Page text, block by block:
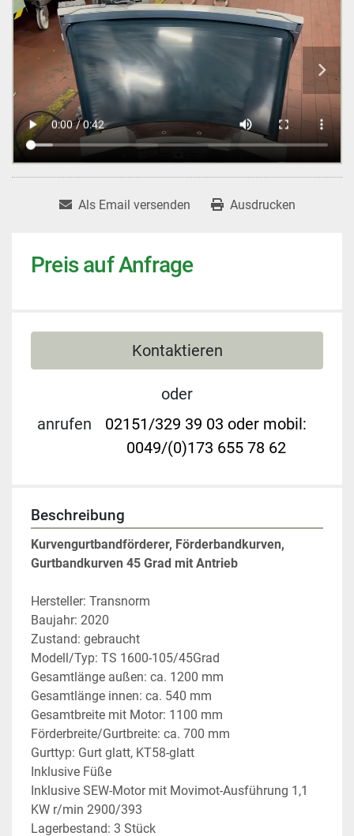
Als Email versenden Ausdrucken
Preis auf Anfrage
Kontaktieren
oder
anrufen
02151/329 39 03 oder mobil:
0049/(0)173 655 78 62
Beschreibung
Kurvengurtbandförderer, Förderbandkurven,
Gurtbandkurven 45 Grad mit Antrieb
Hersteller: Transnorm
Baujahr: 2020
Zustand: gebraucht
Modell/Typ: TS 1600-105/45Grad
Gesamtlänge außen: ca. 1200 mm
Gesamtlänge innen: ca. 540 mm
Gesamtbreite mit Motor: 1100 mm
Förderbreite/Gurtbreite: ca. 700 mm
Gurttyp: Gurt glatt, KT58-glatt
Inklusive Füße
Inklusive SEW-Motor mit Movimot-Ausführung 1,1
KW r/min 2900/393
Lagerbestand: 3 Stück